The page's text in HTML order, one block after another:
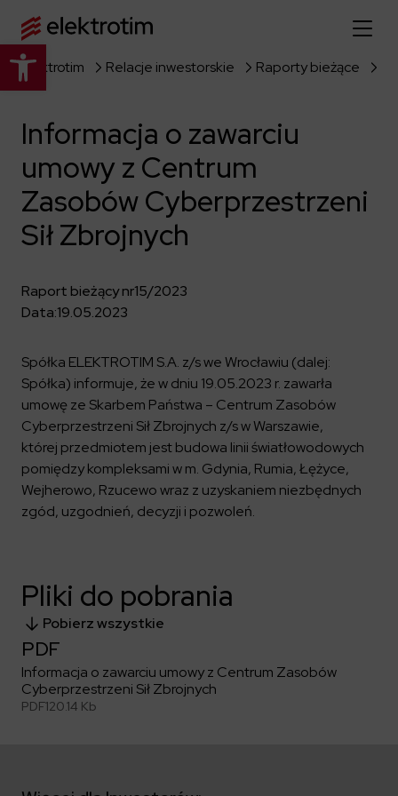
Otwórz pasek narzędzi
Strona główna
O nas
Więcej o nas
O firmie
Strategia
Historia
Grupa kapitałowa
Dokumenty firmowe
Certyfikaty
Compliance
Oferta
Poznaj pełną ofertę
Elektroenergetyka
Przemysł
Infrastruktura użyteczności publicznej
Zasilanie i systemy trakcyjne
Platforma Zarządzania Bezpieczeństwem
Aquila
Magazyny energii
Aktualności
Relacje inwestorskie
Raporty
Kalendarium
Ład korporacyjny
Materiały dla inwestorów
ELEKTROTIM na GPW
Kontakt dla inwestorów
Dowiedz się więcej
Poznaj nas bliżej
Oferty pracy
Poradnik rekrutacyjny
Dlaczego warto?
Staże i praktyki
Kontrahenci
Poznaj możliwości współpracy z nami
Program Partnerski
Formularz dla dostawców
ESG
Dowiedz się więcej
Ład korporacyjny
Sygnaliści
Zintegrowany System Zarządzania
Strefa wiedzy
Czytaj więcej
ELEKTROTIM w mediach
Materiały prasowe
Kontakt dla mediów
Kontakt
Elektrotim Relacje inwestorskie Raporty bieżące
Informacja o zawarciu
umowy z Centrum
Zasobów Cyberprzestrzeni
Sił Zbrojnych
Raport bieżący nr15/2023
Data:19.05.2023
Spółka ELEKTROTIM S.A. z/s we Wrocławiu (dalej:
Spółka) informuje, że w dniu 19.05.2023 r. zawarła
umowę ze Skarbem Państwa – Centrum Zasobów
Cyberprzestrzeni Sił Zbrojnych z/s w Warszawie,
której przedmiotem jest budowa linii światłowodowych
pomiędzy kompleksami w m. Gdynia, Rumia, Łężyce,
Wejherowo, Rzucewo wraz z uzyskaniem niezbędnych
zgód, uzgodnień, decyzji i pozwoleń.
Pliki do pobrania
Pobierz wszystkie
PDF
Informacja o zawarciu umowy z Centrum Zasobów
Cyberprzestrzeni Sił Zbrojnych
PDF120.14 Kb